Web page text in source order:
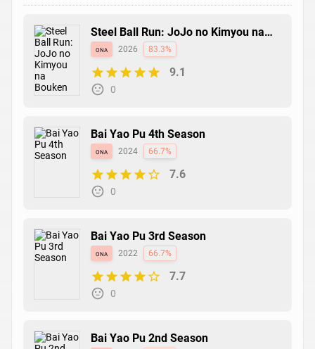
Steel Ball Run: JoJo no Kimyou na
Bouken
ona 2026 83.3%
9.1
0
Bai Yao Pu 4th Season
ona 2024 66.7%
7.6
0
Bai Yao Pu 3rd Season
ona 2022 66.7%
7.7
0
Bai Yao Pu 2nd Season